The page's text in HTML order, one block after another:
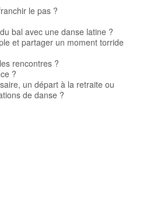
le pas ?
bal avec une danse latine ?
et partager un moment torride
rencontres ?
?
un départ à la retraite ou
de danse ?